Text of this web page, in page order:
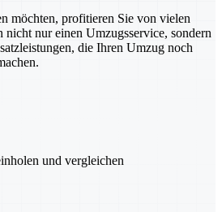
möchten, profitieren Sie von vielen
nur einen Umzugsservice, sondern
die Ihren Umzug noch
und vergleichen